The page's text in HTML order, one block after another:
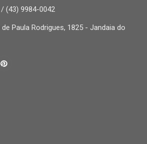
(43) 9984-0042
Paula Rodrigues, 1825 - Jandaia do